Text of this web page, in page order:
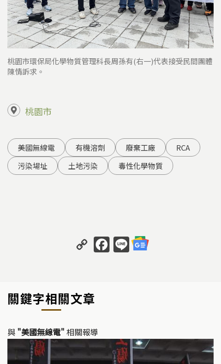
桃園市環保局化學物質管理科長周孫有(右一)代表接受民間團體
陳情訴求。
桃園市
美國無線電 有機溶劑 廢棄工廠
RCA
污染場址
土地污染 毒性化學物質
C
o
y
Li
k
F
a
o
k
Li
n
關鍵字相關文章
與 "美國無線電" 相關報導